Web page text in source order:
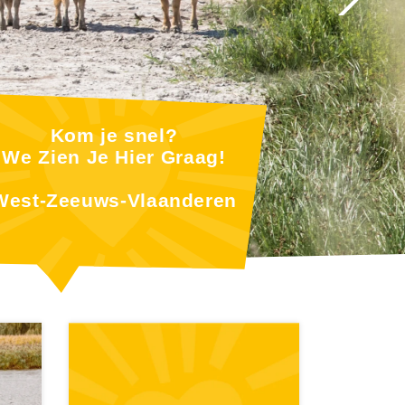
Kom je snel?
We Zien Je Hier Graag!
Zeeuws-Vlaanderen